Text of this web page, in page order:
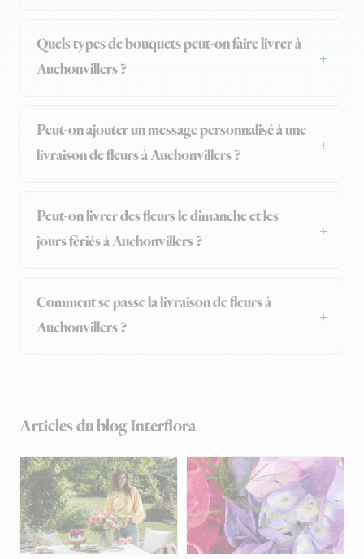
Quels types de bouquets peut-on faire livrer à
Auchonvillers ?
Peut-on ajouter un message personnalisé à une
livraison de fleurs à Auchonvillers ?
Peut-on livrer des fleurs le dimanche et les
jours fériés à Auchonvillers ?
Comment se passe la livraison de fleurs à
Auchonvillers ?
Articles du blog Interflora